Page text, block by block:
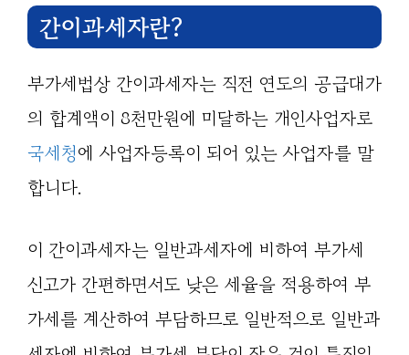
간이과세자란?
부가세법상 간이과세자는 직전 연도의 공급대가
의 합계액이 8천만원에 미달하는 개인사업자로
국세청에 사업자등록이 되어 있는 사업자를 말
합니다.
이 간이과세자는 일반과세자에 비하여 부가세
신고가 간편하면서도 낮은 세율을 적용하여 부
가세를 계산하여 부담하므로 일반적으로 일반과